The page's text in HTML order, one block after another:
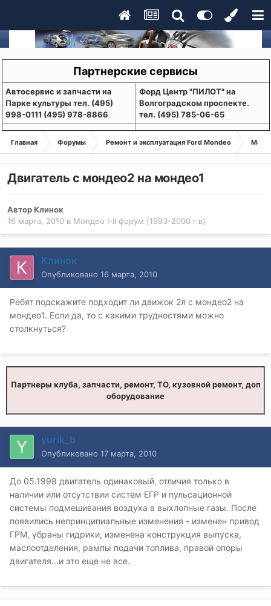
Партнерские сервисы
Aвтосервис и запчасти на
Парке культуры тел. (495)
998-0111 (495) 978-8866
Форд Центр "ПИЛОТ" на
Волгоградском проспекте.
тел. (495) 785-06-65
Главная Форумы Ремонт и эксплуатация Ford Mondeo
Двигатель с мондео2 на мондео1
АвторКлинок
16 марта, 2010 в Мондео I-II форум (1993-2000 г.в)
Клинок
Опубликовано 16 марта, 2010
Ребят подскажите подходит ли движок 2л с мондео2 на
мондео1. Если да, то с какими трудностями можно
столкнуться?
Партнеры клуба, запчасти, ремонт, ТО, кузовной ремонт, доп
оборудование
yurik_b
Опубликовано 17 марта, 2010
До 05.1998 двигатель одинаковый, отличия только в
наличии или отсутствии систем ЕГР и пульсационной
системы подмешивания воздуха в выхлопные газы. После
появились непринципиальные изменения - изменен привод
ГРМ, убраны гидрики, изменена конструкция выпуска,
маслоотделения, рампы подачи топлива, правой опоры
двигателя...и это еще не все.